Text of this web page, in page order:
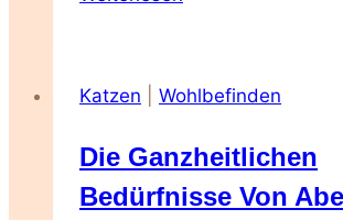
Chausie-
Katzen Wohlbefinden
Die Ganzheitlichen
Bedürfnisse Von